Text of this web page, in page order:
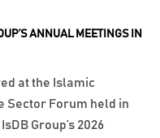
ANNUAL MEETINGS IN
at the Islamic
Sector Forum held in
Group’s 2026